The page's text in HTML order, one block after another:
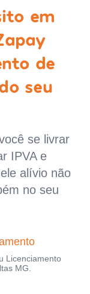
em
de
seu
se livrar
IPVA e
alívio não
no seu
Licenciamento
MG.